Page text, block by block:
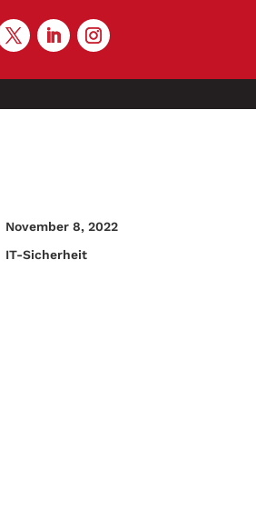
November 8, 2022
IT-Sicherheit